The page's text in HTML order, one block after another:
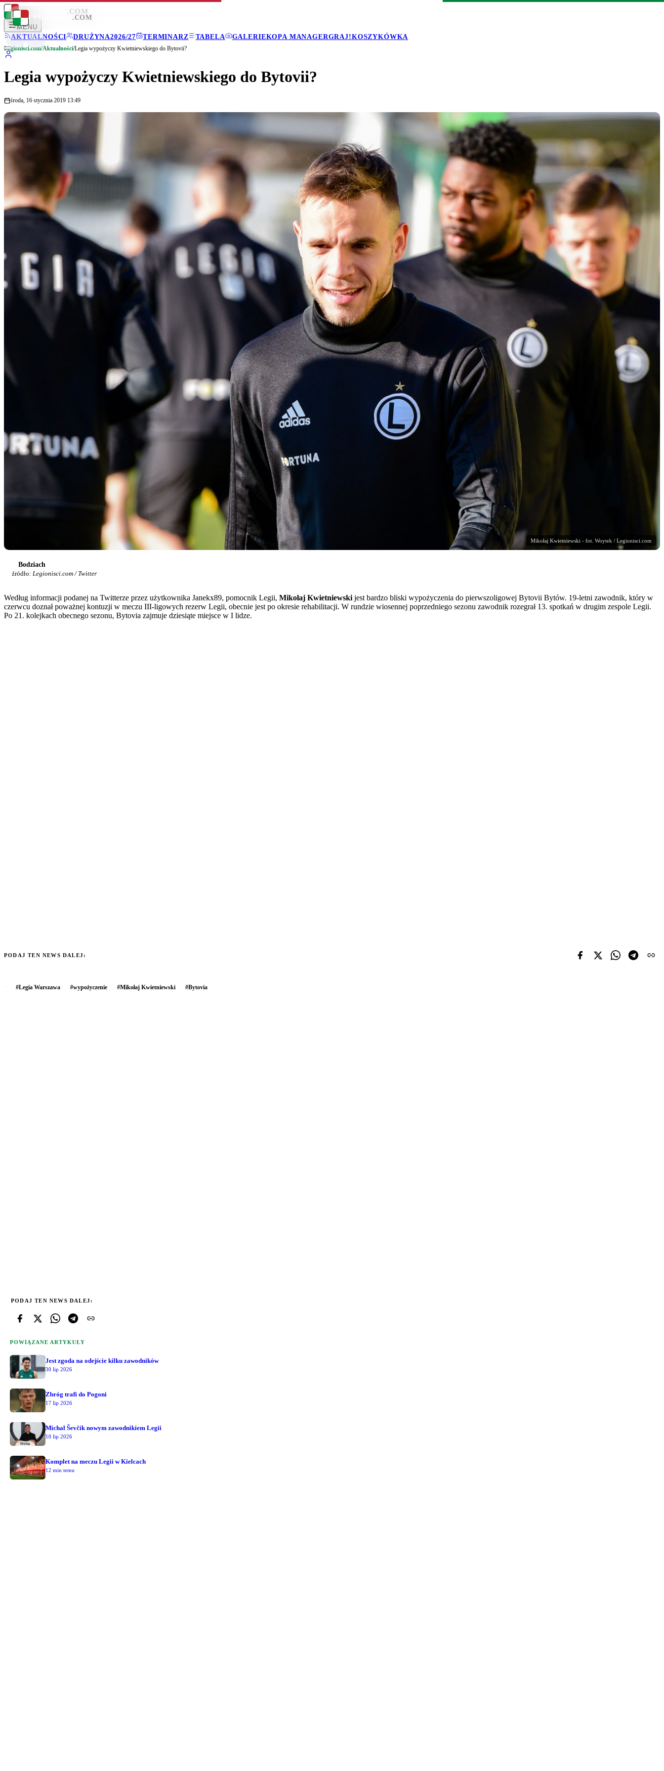
LEGIONISCI .COM
MENU
AKTUALNOŚCI
DRUŻYNA2026/27 TERMINARZ TABELA GALERIEKOPA MANAGERGRAJ!KOSZYKÓWKA
LEGIONISCI .COM
Legionisci.com/Aktualności/Legia wypożyczy Kwietniewskiego do Bytovii?
Legia wypożyczy Kwietniewskiego do Bytovii?
środa, 16 stycznia 2019 13:49
Mikołaj Kwietniewski - fot. Woytek / Legionisci.com
Bodziach
źródło: Legionisci.com / Twitter
Według informacji podanej na Twitterze przez użytkownika Janekx89, pomocnik Legii, Mikołaj Kwietniewski jest bardzo bliski wypożyczenia do pierwszoligowej Bytovii Bytów. 19-letni zawodnik, który w
czerwcu doznał poważnej kontuzji w meczu III-ligowych rezerw Legii, obecnie jest po okresie rehabilitacji. W rundzie wiosennej poprzedniego sezonu zawodnik rozegrał 13. spotkań w drugim zespole Legii.
Po 21. kolejkach obecnego sezonu, Bytovia zajmuje dziesiąte miejsce w I lidze.
PODAJ TEN NEWS DALEJ:
#Legia Warszawa #wypożyczenie #Mikołaj Kwietniewski #Bytovia
PODAJ TEN NEWS DALEJ:
POWIĄZANE ARTYKUŁY
Jest zgoda na odejście kilku zawodników
30 lip 2026
Zbróg trafi do Pogoni
17 lip 2026
Michal Ševčík nowym zawodnikiem Legii
10 lip 2026
Komplet na meczu Legii w Kielcach
12 min temu